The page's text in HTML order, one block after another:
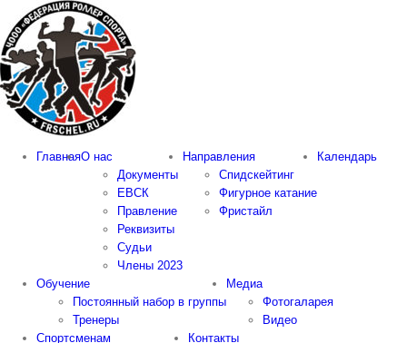
content
ГлавнаяО нас
Документы
ЕВСК
Правление
Реквизиты
Судьи
Члены 2023
Направления
Спидскейтинг
Фигурное катание
Фристайл
Календарь
Обучение
Постоянный набор в группы
Тренеры
Медиа
Фотогаларея
Видео
Спортсменам
Контакты